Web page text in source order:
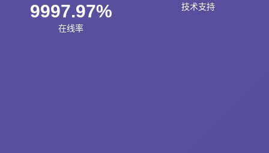
9997.97%
在线率
技术支持